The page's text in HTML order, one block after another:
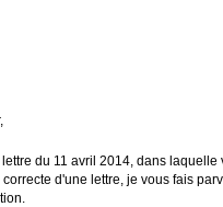
du 11 avril 2014, dans
d'une lettre, je vous fais